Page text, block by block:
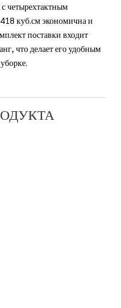
четырехтактным
куб.см экономична и
поставки входит
что делает его удобным